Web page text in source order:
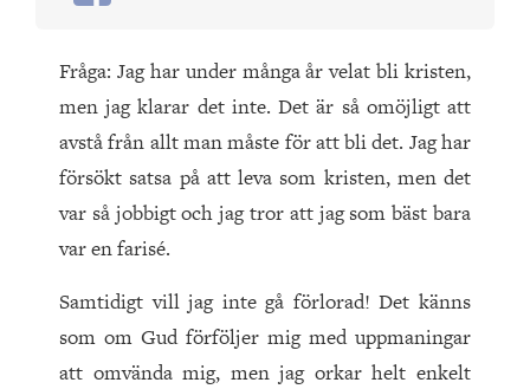
Fråga: Jag har under många år velat bli kristen,
men jag klarar det inte. Det är så omöjligt att
avstå från allt man måste för att bli det. Jag har
försökt satsa på att leva som kristen, men det
var så jobbigt och jag tror att jag som bäst bara
var en farisé.
Samtidigt vill jag inte gå förlorad! Det känns
som om Gud förföljer mig med uppmaningar
att omvända mig, men jag orkar helt enkelt